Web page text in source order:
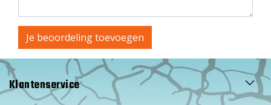
Je beoordeling toevoegen
Klantenservice